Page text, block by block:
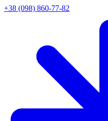
+38 (098) 860-77-82